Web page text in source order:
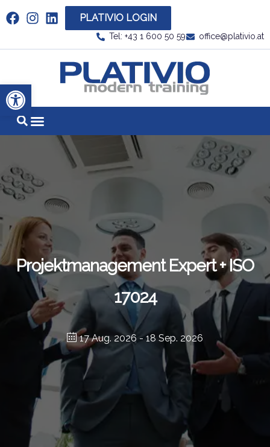
Werkzeugleiste öffnen
Link zu https://www.linkedin.com/company/
PLATIVIO LOGIN
Tel: +43 1 600 50 59 office@plativio.at
Link zu
Projektmanagement Expert + ISO
17024
17 Aug. 2026 - 18 Sep. 2026